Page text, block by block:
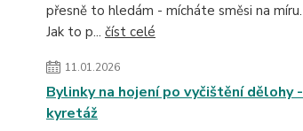
přesně to hledám - mícháte směsi na míru.
Jak to p... číst celé
11.01.2026
Bylinky na hojení po vyčištění dělohy -
kyretáž